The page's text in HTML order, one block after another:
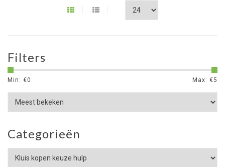
Filters
Min: €0 Max: €5
Categorieën